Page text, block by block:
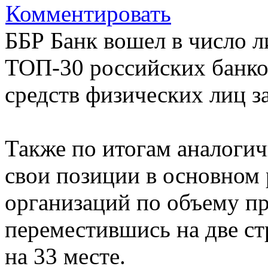
Комментировать
ББР Банк вошел в число
ТОП-30 российских
средств физических лиц
Также по итогам
свои позиции в основном
организаций по объему
переместившись на две
на 33 месте.